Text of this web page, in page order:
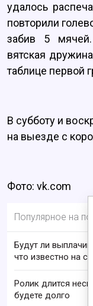
удалось
повторили
забив 5
вятская
таблице первой
В субботу и
на выезде с
Фото: vk.com
Популярное на
Будут ли
что известно на
Ролик длится
будете долго